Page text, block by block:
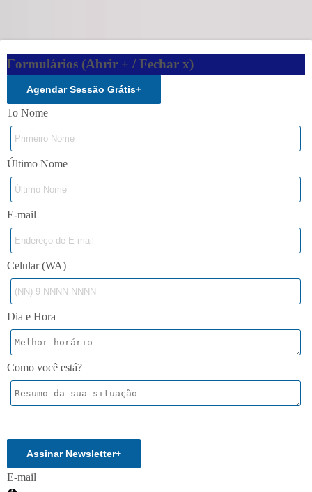
Formulários (Abrir + / Fechar x)
Agendar Sessão Grátis+
1o Nome
Último Nome
E-mail
Celular (WA)
Dia e Hora
Como você está?
Assinar Newsletter+
E-mail